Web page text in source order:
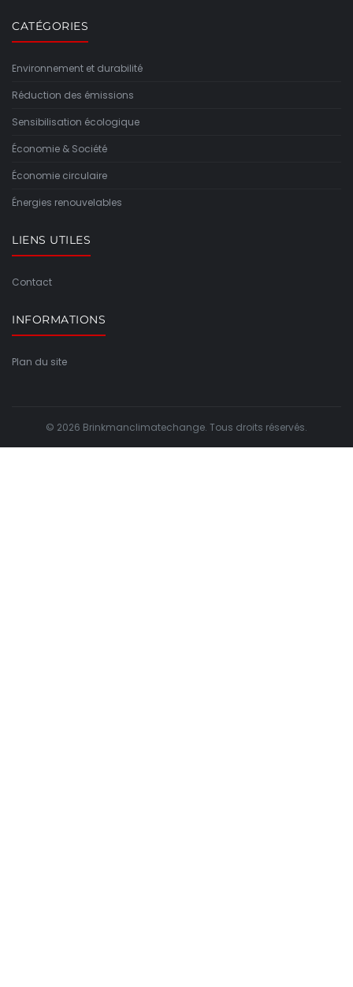
CATÉGORIES
Environnement et durabilité
Réduction des émissions
Sensibilisation écologique
Économie & Société
Économie circulaire
Énergies renouvelables
LIENS UTILES
Contact
INFORMATIONS
Plan du site
© 2026 Brinkmanclimatechange. Tous droits réservés.